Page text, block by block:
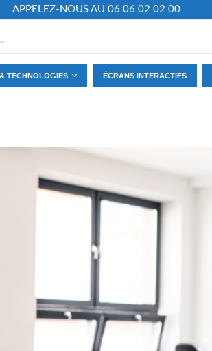
APPELEZ-NOUS AU 06 06 02 02 00
TECHNOLOGIES ÉCRANS INTERACTIFS